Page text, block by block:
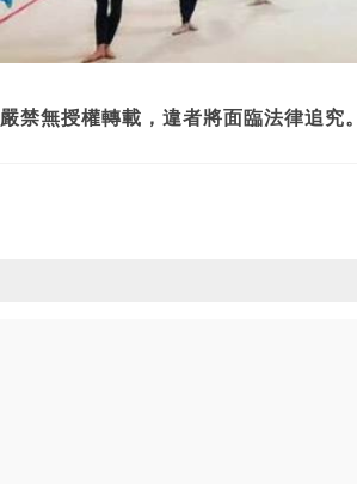
嚴禁無授權轉載，違者將面臨法律追究。